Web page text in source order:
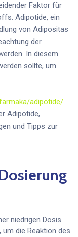
Faktor für
Adipotide, ein
von Adipositas
der
In diesem
sollte, um
adipotide/
Adipotide,
und Tipps zur
niedrigen Dosis
die Reaktion des